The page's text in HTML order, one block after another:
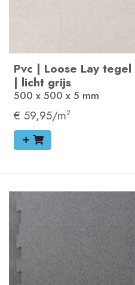
Pvc | Loose Lay tegel
| licht grijs
500 x 500 x 5 mm
€ 59,95/m2